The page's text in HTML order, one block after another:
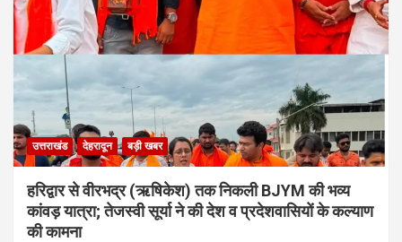
उत्तराखंड देहरादून बड़ी खबर
​हरिद्वार से वीरभद्र (ऋषिकेश) तक निकली BJYM की भव्य
कांवड़ यात्रा; तेजस्वी सूर्या ने की देश व प्रदेशवासियों के कल्याण
की कामना